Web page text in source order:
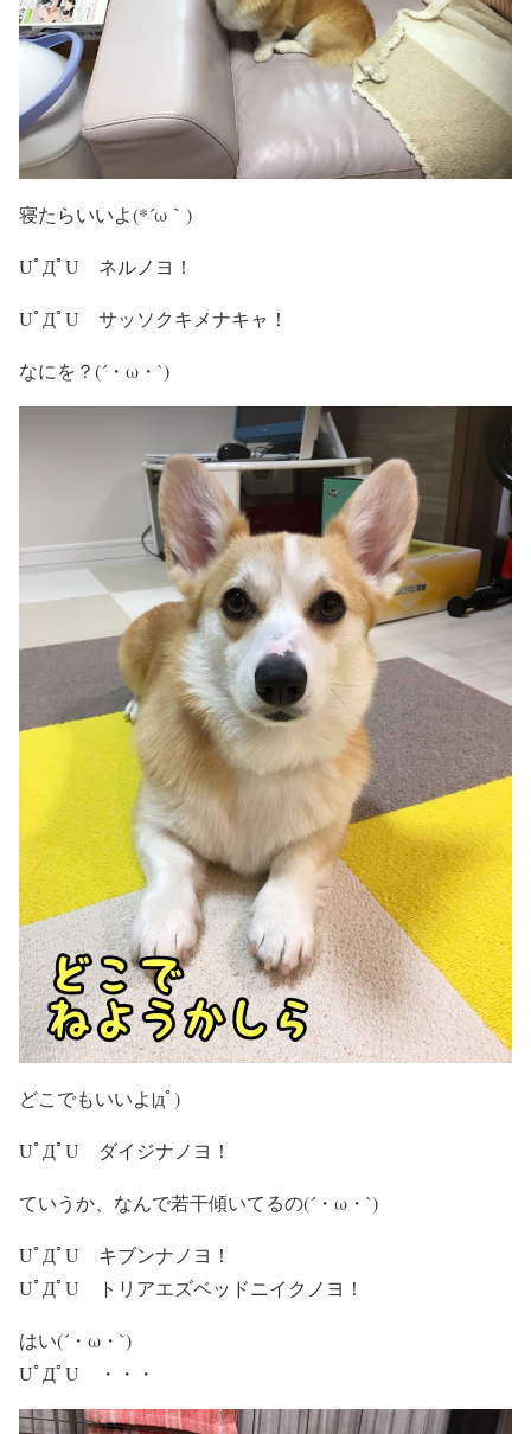
寝たらいいよ(*´ω｀)
UﾟДﾟU ネルノヨ！
UﾟДﾟU サッソクキメナキャ！
なにを？(´・ω・`)
どこでもいいよ|дﾟ)
UﾟДﾟU ダイジナノヨ！
ていうか、なんで若干傾いてるの(´・ω・`)
UﾟДﾟU キブンナノヨ！
UﾟДﾟU トリアエズベッドニイクノヨ！
はい(´・ω・`)
UﾟДﾟU ・・・